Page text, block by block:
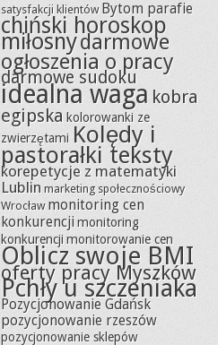
satysfakcji klientów Bytom parafie
chiński horoskop
miłosnydarmowe
ogłoszenia o pracy
darmowe sudoku
idealna waga kobra
egipska kolorowanki ze
zwierzętami Kolędy i
pastorałki teksty
korepetycje z matematyki
Lublin marketing społecznościowy
Wrocław monitoring cen
konkurencjimonitoring
konkurencjimonitorowanie cen
Oblicz swoje BMI
oferty pracy Myszków
Pchły u szczeniaka
Pozycjonowanie Gdańsk
pozycjonowanie rzeszów
pozycjonowanie sklepów